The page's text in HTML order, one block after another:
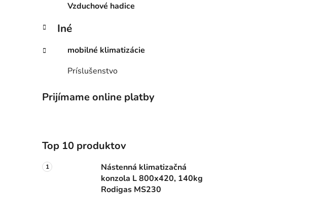
Vzduchové hadice
Iné
mobilné klimatizácie
Príslušenstvo
Prijímame online platby
Top 10 produktov
Nástenná klimatizačná
konzola L 800x420, 140kg
Rodigas MS230